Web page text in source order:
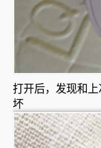
打开后，发现和
坏